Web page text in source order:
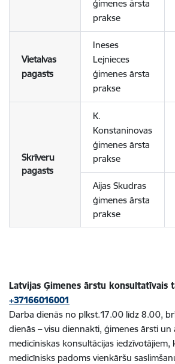
ģimenes ārsta
prakse
Vietalvas
pagasts
Ineses
Lejnieces
ģimenes ārsta
prakse
Skrīveru
pagasts
K.
Konstaninovas
ģimenes ārsta
prakse
Aijas Skudras
ģimenes ārsta
prakse
Latvijas Ģimenes ārstu konsultatīvais
+37166016001
Darba dienās no plkst.17.00 līdz 8.00,
dienās – visu diennakti, ģimenes ārsti
medicīniskas konsultācijas iedzīvotājiem,
medicīnisks padoms vienkāršu